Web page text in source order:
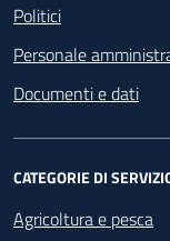
Politici
Personale
Documenti e dati
CATEGORIE DI
Agricoltura e pesca